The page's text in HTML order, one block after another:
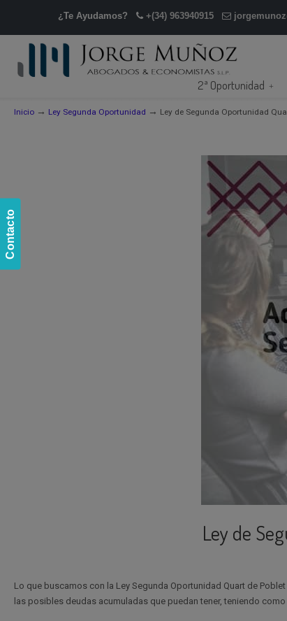
Contacto
¿Te Ayudamos? +(34) 963940915
2ª Oportunidad
Inicio → Ley Segunda Oportunidad → Ley de Segunda Oportunidad
Ley de
Lo que buscamos con la Ley Segunda Oportunidad Quart de
las posibles deudas acumuladas que puedan tener, teniendo